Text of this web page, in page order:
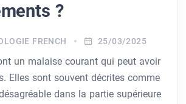
?
FRENCH 25/03/2025
un malaise courant qui peut avoir
Elles sont souvent décrites comme
dans la partie supérieure